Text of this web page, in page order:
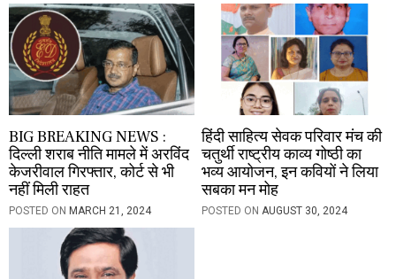
n
BIG BREAKING NEWS :
दिल्ली शराब नीति मामले में अरविंद
केजरीवाल गिरफ्तार, कोर्ट से भी
नहीं मिली राहत
POSTED ON MARCH 21, 2024
हिंदी साहित्य सेवक परिवार मंच की
चतुर्थी राष्ट्रीय काव्य गोष्ठी का
भव्य आयोजन, इन कवियों ने लिया
सबका मन मोह
POSTED ONAUGUST 30, 2024